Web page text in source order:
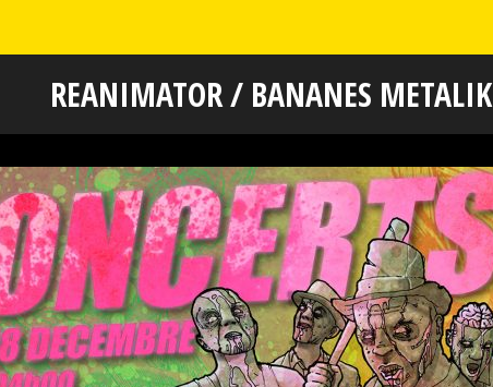
REANIMATOR / BANANES METALIK